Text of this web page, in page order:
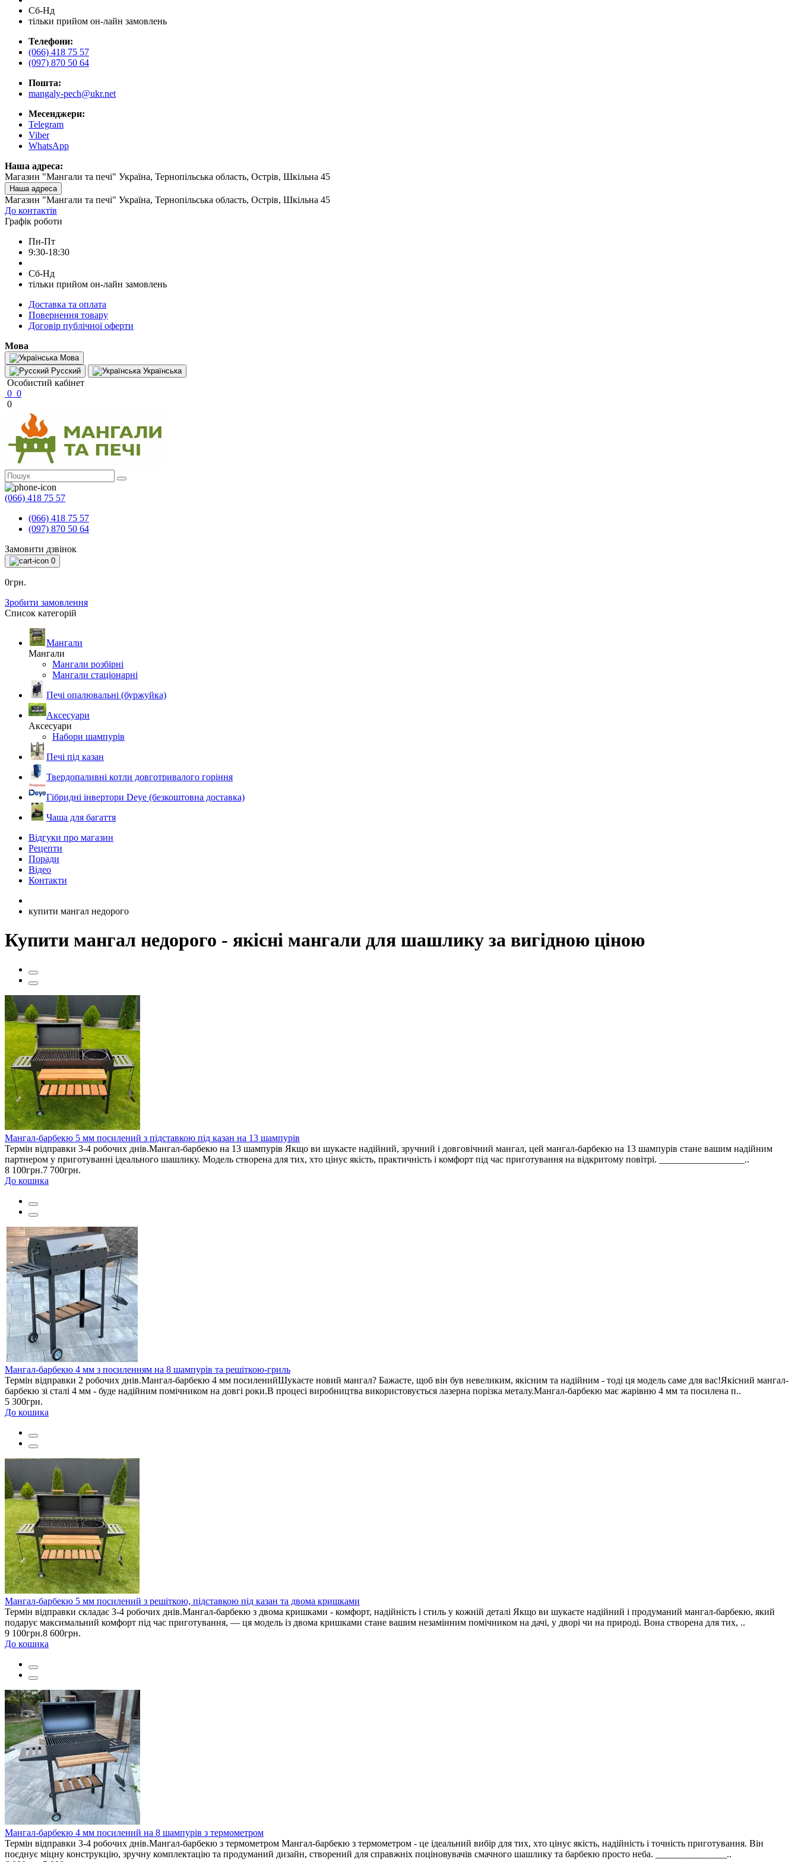
Сб-Нд
тільки прийом он-лайн замовлень
Телефони:
(066) 418 75 57
(097) 870 50 64
Пошта:
mangaly-pech@ukr.net
Месенджери:
Telegram
Viber
WhatsApp
Наша адреса:
Магазин "Мангали та печі" Україна, Тернопільська область, Острів, Шкільна 45
Наша адреса
Магазин "Мангали та печі" Україна, Тернопільська область, Острів, Шкільна 45
До контактів
Графік роботи
Пн-Пт
9:30-18:30
Сб-Нд
тільки прийом он-лайн замовлень
Доставка та оплата
Повернення товару
Договір публічної оферти
Мова
Мова
Русский
Українська
Особистий кабінет
0 0
0
(066) 418 75 57
(066) 418 75 57
(097) 870 50 64
Замовити дзвінок
0
0грн.
Зробити замовлення
Список категорій
Мангали
Мангали
Мангали розбірні
Мангали стаціонарні
Печі опалювальні (буржуйка)
Аксесуари
Аксесуари
Набори шампурів
Печі під казан
Твердопаливні котли довготривалого горіння
Гібридні інвертори Deye (безкоштовна доставка)
Чаша для багаття
Відгуки про магазин
Рецепти
Поради
Відео
Контакти
купити мангал недорого
Купити мангал недорого - якісні мангали для шашлику за вигідною ціною
Мангал-барбекю 5 мм посилений з підставкою під казан на 13 шампурів
Термін відправки 3-4 робочих днів.Мангал-барбекю на 13 шампурів Якщо ви шукаєте надійний, зручний і довговічний мангал, цей мангал-барбекю на 13 шампурів стане вашим надійним
партнером у приготуванні ідеального шашлику. Модель створена для тих, хто цінує якість, практичність і комфорт під час приготування на відкритому повітрі. __________________..
8 100грн.7 700грн.
До кошика
Мангал-барбекю 4 мм з посиленням на 8 шампурів та решіткою-гриль
Термін відправки 2 робочих днів.Мангал-барбекю 4 мм посиленийШукаєте новий мангал? Бажаєте, щоб він був невеликим, якісним та надійним - тоді ця модель саме для вас!Якісний мангал-
барбекю зі сталі 4 мм - буде надійним помічником на довгі роки.В процесі виробництва використовується лазерна порізка металу.Мангал-барбекю має жарівню 4 мм та посилена п..
5 300грн.
До кошика
Мангал-барбекю 5 мм посилений з решіткою, підставкою під казан та двома кришками
Термін відправки складає 3-4 робочих днів.Мангал-барбекю з двома кришками - комфорт, надійність і стиль у кожній деталі Якщо ви шукаєте надійний і продуманий мангал-барбекю, який
подарує максимальний комфорт під час приготування, — ця модель із двома кришками стане вашим незамінним помічником на дачі, у дворі чи на природі. Вона створена для тих, ..
9 100грн.8 600грн.
До кошика
Мангал-барбекю 4 мм посилений на 8 шампурів з термометром
Термін відправки 3-4 робочих днів.Мангал-барбекю з термометром Мангал-барбекю з термометром - це ідеальний вибір для тих, хто цінує якість, надійність і точність приготування. Він
поєднує міцну конструкцію, зручну комплектацію та продуманий дизайн, створений для справжніх поціновувачів смачного шашлику та барбекю просто неба. _______________..